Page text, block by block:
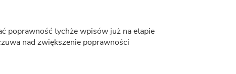
poprawność tychże wpisów już na etapie
nad zwiększenie poprawności